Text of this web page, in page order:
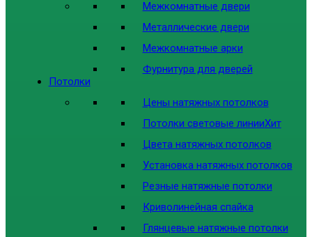
Межкомнатные двери
Металлические двери
Межкомнатные арки
Фурнитура для дверей
Потолки
Цены натяжных потолков
Потолки световые линииХит
Цвета натяжных потолков
Установка натяжных потолков
Резные натяжные потолки
Криволинейная спайка
Глянцевые натяжные потолки